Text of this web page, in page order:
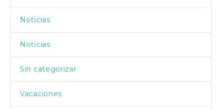
Noticias
Noticias
Sin categorizar
Vacaciones